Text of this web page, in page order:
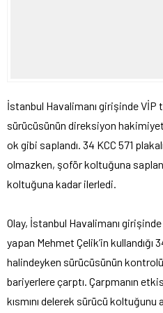
İstanbul Havalimanı girişinde VİP
sürücüsünün direksiyon
ok gibi saplandı. 34 KCC 571
olmazken, şoför koltuğuna
koltuğuna kadar ilerledi.
Olay, İstanbul Havalimanı girişinde
yapan Mehmet Çelik’in kullandığı
halindeyken sürücüsünün
bariyerlere çarptı. Çarpmanın
kısmını delerek sürücü